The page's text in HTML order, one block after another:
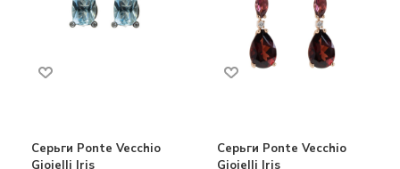
Серьги Ponte Vecchio
Gioielli Iris
Серьги Ponte Vecchio
Gioielli Iris